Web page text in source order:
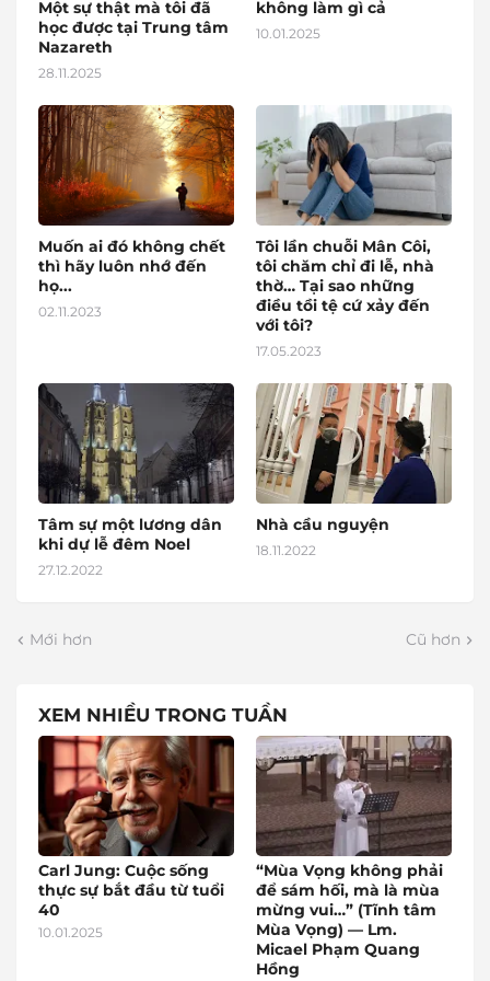
Một sự thật mà tôi đã
học được tại Trung tâm
Nazareth
28.11.2025
không làm gì cả
10.01.2025
Muốn ai đó không chết
thì hãy luôn nhớ đến
họ...
02.11.2023
Tôi lần chuỗi Mân Côi,
tôi chăm chỉ đi lễ, nhà
thờ… Tại sao những
điều tồi tệ cứ xảy đến
với tôi?
17.05.2023
Tâm sự một lương dân
khi dự lễ đêm Noel
27.12.2022
Nhà cầu nguyện
18.11.2022
Mới hơn Cũ hơn
XEM NHIỀU TRONG TUẦN
Carl Jung: Cuộc sống
thực sự bắt đầu từ tuổi
40
10.01.2025
“Mùa Vọng không phải
để sám hối, mà là mùa
mừng vui…” (Tĩnh tâm
Mùa Vọng) — Lm.
Micael Phạm Quang
Hồng